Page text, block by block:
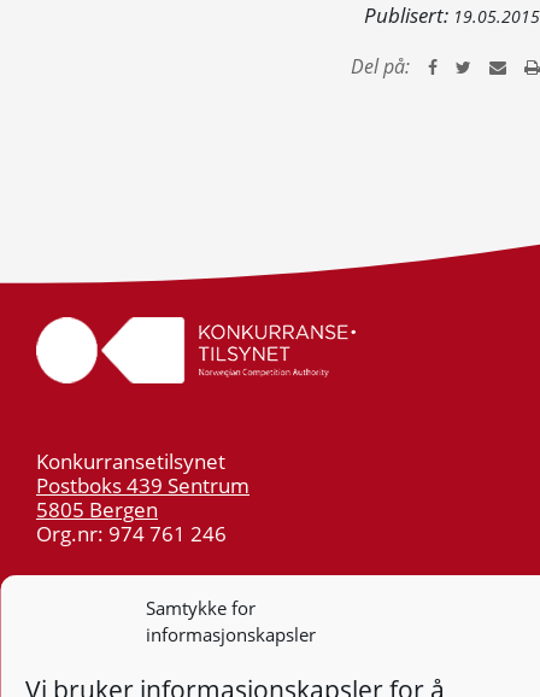
Samtykke for
informasjonskapsler
Vi bruker informasjonskapsler for å
Publisert: 19.05.2015
Del på:
Konkurransetilsynet
Postboks 439 Sentrum
5805 Bergen
Org.nr: 974 761 246
55 59 75 00
post@kt.no